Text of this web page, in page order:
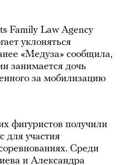
Family Law Agency
уклоняться
«Медуза» сообщила,
занимается дочь
за мобилизацию
фигуристов получили
для участия
Среди
и Александра